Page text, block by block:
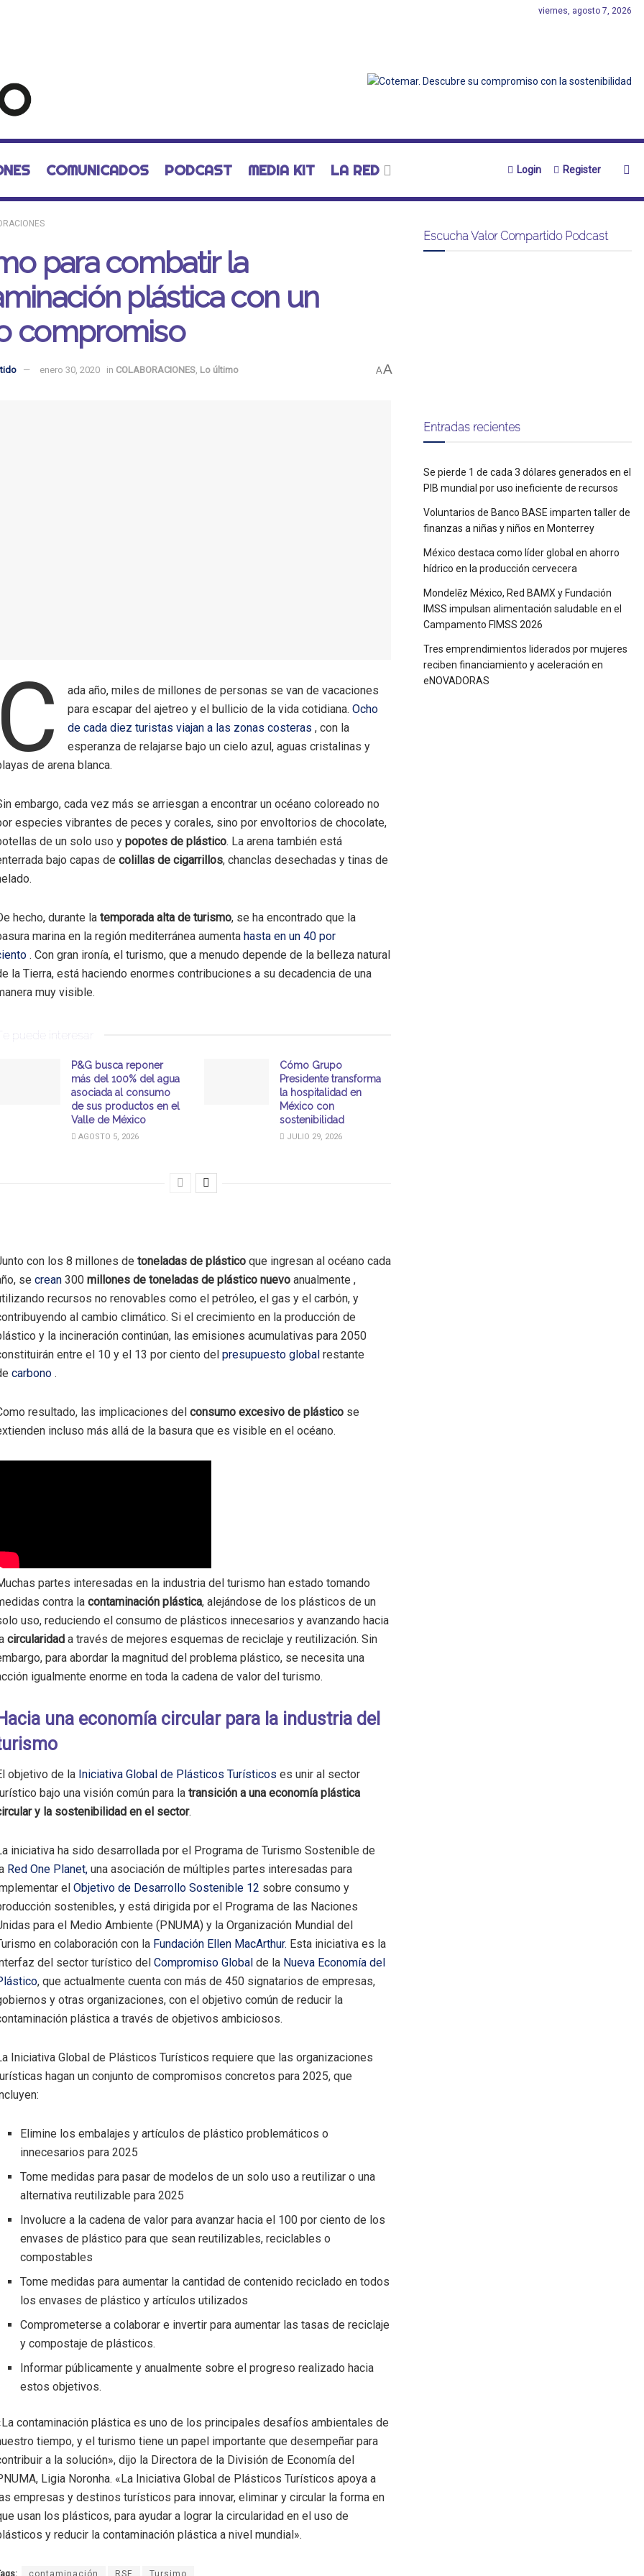
viernes, agosto 7, 2026
COMUNICADOS PODCAST MEDIA KIT LA RED Login Register
para combatir la
plástica con un
compromiso
enero 30, 2020 in COLABORACIONES Lo último AA
ada año, miles de millones de personas se van de vacaciones
para escapar del ajetreo y el bullicio de la vida cotidiana.Ocho
de cada diez turistas viajan a las zonas costeras , con la
esperanza de relajarse bajo un cielo azul, aguas cristalinas y
de arena blanca.
embargo, cada vez más se arriesgan a encontrar un océano coloreado no
especies vibrantes de peces y corales, sino por envoltorios de chocolate,
de un solo uso y popotes de plástico. La arena también está
bajo capas de colillas de cigarrillos, chanclas desechadas y tinas de
hecho, durante la temporada alta de turismo, se ha encontrado que la
marina en la región mediterránea aumenta hasta en un 40 por
. Con gran ironía, el turismo, que a menudo depende de la belleza natural
la Tierra, está haciendo enormes contribuciones a su decadencia de una
muy visible.
puede interesar
P&G busca reponer
más del 100% del agua
asociada al consumo
de sus productos en el
Valle de México
AGOSTO 5, 2026
Cómo Grupo
Presidente transforma
la hospitalidad en
México con
sostenibilidad
JULIO 29, 2026
con los 8 millones de toneladas de plástico que ingresan al océano cada
se crean 300 millones de toneladas de plástico nuevo anualmente ,
recursos no renovables como el petróleo, el gas y el carbón, y
al cambio climático. Si el crecimiento en la producción de
y la incineración continúan, las emisiones acumulativas para 2050
entre el 10 y el 13 por ciento del presupuesto global restante
carbono .
resultado, las implicaciones del consumo excesivo de plástico se
incluso más allá de la basura que es visible en el océano.
partes interesadas en la industria del turismo han estado tomando
contra la contaminación plástica, alejándose de los plásticos de un
uso, reduciendo el consumo de plásticos innecesarios y avanzando hacia
circularidad a través de mejores esquemas de reciclaje y reutilización. Sin
para abordar la magnitud del problema plástico, se necesita una
igualmente enorme en toda la cadena de valor del turismo.
una economía circular para la industria del
objetivo de la Iniciativa Global de Plásticos Turísticos es unir al sector
bajo una visión común para la transición a una economía plástica
y la sostenibilidad en el sector.
iniciativa ha sido desarrollada por el Programa de Turismo Sostenible de
Red One Planet, una asociación de múltiples partes interesadas para
el Objetivo de Desarrollo Sostenible 12 sobre consumo y
sostenibles, y está dirigida por el Programa de las Naciones
para el Medio Ambiente (PNUMA) y la Organización Mundial del
en colaboración con la Fundación Ellen MacArthur. Esta iniciativa es la
del sector turístico del Compromiso Global de la Nueva Economía del
, que actualmente cuenta con más de 450 signatarios de empresas,
y otras organizaciones, con el objetivo común de reducir la
plástica a través de objetivos ambiciosos.
Iniciativa Global de Plásticos Turísticos requiere que las organizaciones
hagan un conjunto de compromisos concretos para 2025, que
Elimine los embalajes y artículos de plástico problemáticos o
innecesarios para 2025
Tome medidas para pasar de modelos de un solo uso a reutilizar o una
alternativa reutilizable para 2025
Involucre a la cadena de valor para avanzar hacia el 100 por ciento de los
envases de plástico para que sean reutilizables, reciclables o
compostables
Tome medidas para aumentar la cantidad de contenido reciclado en todos
los envases de plástico y artículos utilizados
Comprometerse a colaborar e invertir para aumentar las tasas de reciclaje
y compostaje de plásticos.
Informar públicamente y anualmente sobre el progreso realizado hacia
estos objetivos.
contaminación plástica es uno de los principales desafíos ambientales de
tiempo, y el turismo tiene un papel importante que desempeñar para
a la solución», dijo la Directora de la División de Economía del
Ligia Noronha. «La Iniciativa Global de Plásticos Turísticos apoya a
empresas y destinos turísticos para innovar, eliminar y circular la forma en
usan los plásticos, para ayudar a lograr la circularidad en el uso de
y reducir la contaminación plástica a nivel mundial».
contaminación RSE Tursimo
Escucha Valor Compartido Podcast
Entradas recientes
Se pierde 1 de cada 3 dólares generados en el
PIB mundial por uso ineficiente de recursos
Voluntarios de Banco BASE imparten taller de
finanzas a niñas y niños en Monterrey
México destaca como líder global en ahorro
hídrico en la producción cervecera
Mondelēz México, Red BAMX y Fundación
IMSS impulsan alimentación saludable en el
Campamento FIMSS 2026
Tres emprendimientos liderados por mujeres
reciben financiamiento y aceleración en
eNOVADORAS